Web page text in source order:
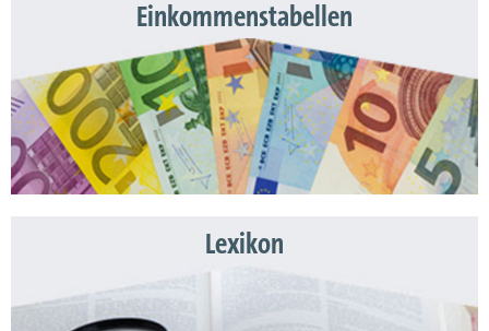
Einkommenstabellen
Lexikon